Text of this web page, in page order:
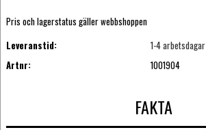
Pris och lagerstatus gäller webbshoppen
Leveranstid:
1-4 arbetsdagar
Artnr:
1001904
FAKTA